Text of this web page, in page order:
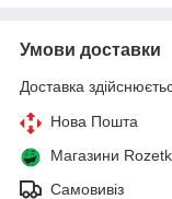
Умови доставки
Доставка
Нова Пошта
Магазини
Самовивіз